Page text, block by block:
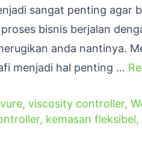
sangat penting agar
bisnis berjalan
anda nantinya.
menjadi hal penting …
, viscosity controller,
, kemasan fleksibel,